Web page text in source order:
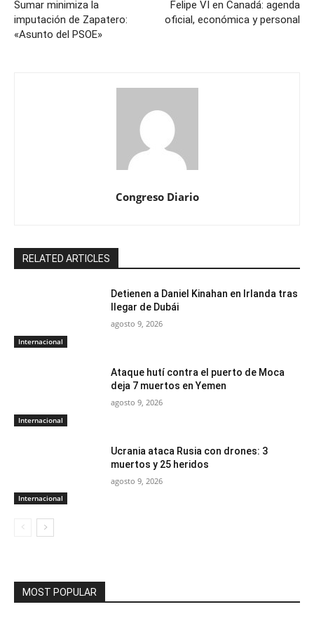
Sumar minimiza la
imputación de Zapatero:
«Asunto del PSOE»
Felipe VI en Canadá: agenda
oficial, económica y personal
Congreso Diario
RELATED ARTICLES
Internacional
Detienen a Daniel Kinahan en Irlanda tras
llegar de Dubái
agosto 9, 2026
Internacional
Ataque hutí contra el puerto de Moca
deja 7 muertos en Yemen
agosto 9, 2026
Internacional
Ucrania ataca Rusia con drones: 3
muertos y 25 heridos
agosto 9, 2026
MOST POPULAR